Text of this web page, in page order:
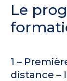
Le
1 –
distance –